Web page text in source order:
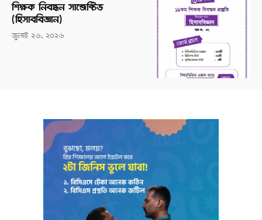
শিক্ষক নিবন্ধন সাব্জেক্টিভ
(হিসাববিজ্ঞান)
জুলাই ২৬, ২০২৬